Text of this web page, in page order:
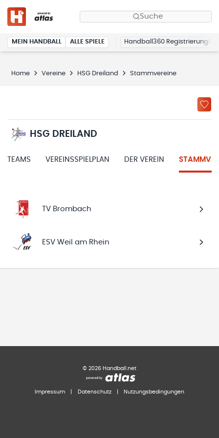
Suche
MEIN HANDBALL ALLE SPIELE Handball360 Registrierung
Home Vereine HSG Dreiland Stammvereine
HSG DREILAND
TEAMS VEREINSSPIELPLAN DER VEREIN
TV Brombach
ESV Weil am Rhein
© 2026 Handball.net
Impressum Datenschutz Nutzungsbedingungen